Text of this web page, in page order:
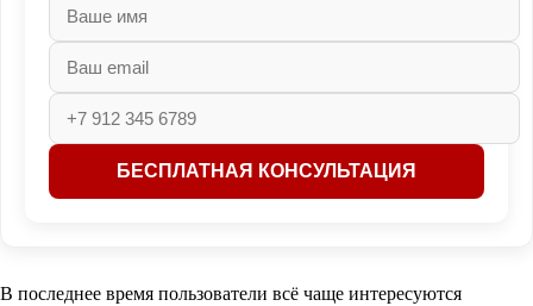
В последнее время пользователи всё чаще интересуются